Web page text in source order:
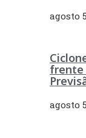
agosto
frente
agosto